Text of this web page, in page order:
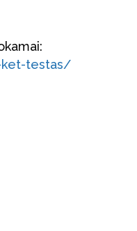
ket-testas/